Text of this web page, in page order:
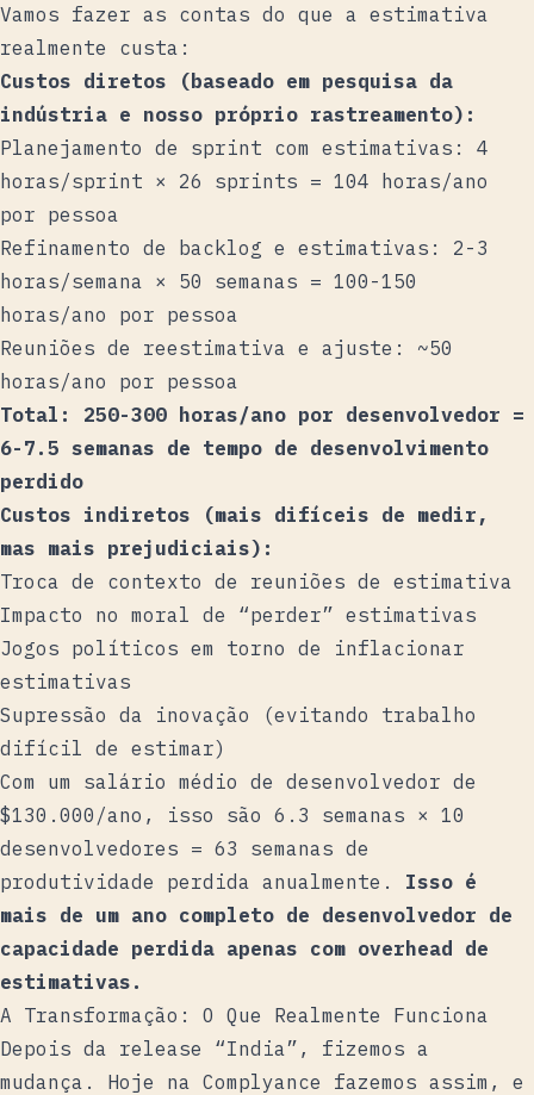
Vamos fazer as contas do que a estimativa
realmente custa:
Custos diretos (baseado em pesquisa da
indústria e nosso próprio rastreamento):
Planejamento de sprint com estimativas: 4
horas/sprint × 26 sprints = 104 horas/ano
por pessoa
Refinamento de backlog e estimativas: 2-3
horas/semana × 50 semanas = 100-150
horas/ano por pessoa
Reuniões de reestimativa e ajuste: ~50
horas/ano por pessoa
Total: 250-300 horas/ano por desenvolvedor =
6-7.5 semanas de tempo de desenvolvimento
perdido
Custos indiretos (mais difíceis de medir,
mas mais prejudiciais):
Troca de contexto de reuniões de estimativa
Impacto no moral de “perder” estimativas
Jogos políticos em torno de inflacionar
estimativas
Supressão da inovação (evitando trabalho
difícil de estimar)
Com um salário médio de desenvolvedor de
$130.000/ano, isso são 6.3 semanas × 10
desenvolvedores = 63 semanas de
produtividade perdida anualmente. Isso é
mais de um ano completo de desenvolvedor de
capacidade perdida apenas com overhead de
estimativas.
A Transformação: O Que Realmente Funciona
Depois da release “India”, fizemos a
mudança. Hoje na Complyance fazemos assim, e